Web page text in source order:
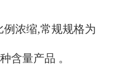
浓缩,常规规格为
含量产品 。